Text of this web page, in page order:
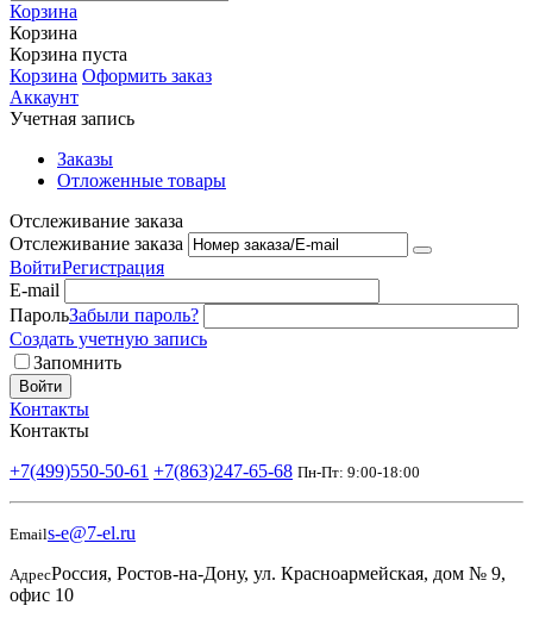
Корзина
Корзина
Корзина пуста
Корзина Оформить заказ
Аккаунт
Учетная запись
Заказы
Отложенные товары
Отслеживание заказа
Отслеживание заказа
ВойтиРегистрация
E-mail
ПарольЗабыли пароль?
Создать учетную запись
Запомнить
Войти
Контакты
Контакты
+7(499)550-50-61 +7(863)247-65-68 Пн-Пт: 9:00-18:00
Emails-e@7-el.ru
АдресРоссия, Ростов-на-Дону, ул. Красноармейская, дом № 9,
офис 10